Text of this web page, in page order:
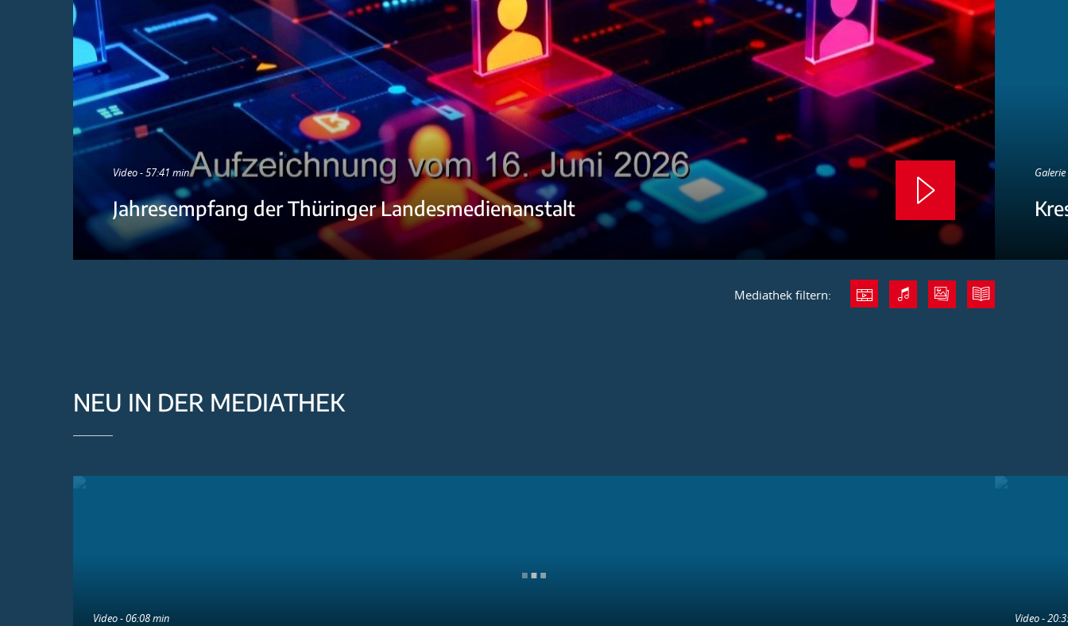
Video - 57:41 min
Jahresempfang der Thüringer Landesmedienanstalt
Mediathek filtern:
NEU IN DER MEDIATHEK
Video - 06:08 min Video -